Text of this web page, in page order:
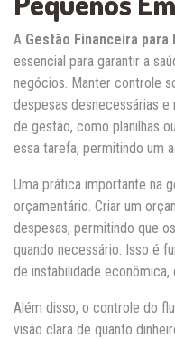
A Gestão Financeira para
essencial para garantir a
negócios. Manter controle
despesas desnecessárias
de gestão, como planilhas
essa tarefa, permitindo um
Uma prática importante na
orçamentário. Criar um
despesas, permitindo que
quando necessário. Isso é
de instabilidade econômica,
Além disso, o controle do
visão clara de quanto